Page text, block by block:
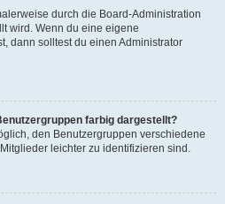
durch die Board-Administration
wird. Wenn du eine eigene
dann solltest du einen Administrator
farbig dargestellt?
den Benutzergruppen verschiedene
leichter zu identifizieren sind.